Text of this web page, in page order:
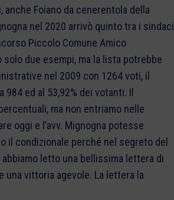
Foiano da cenerentola della
nel 2020 arrivò quinto tra i sindaci
Piccolo Comune Amico
due esempi, ma la lista potrebbe
nel 2009 con 1264 voti, il
ed al 53,92% dei votanti. Il
ma non entriamo nelle
oggi e l’avv. Mignogna potesse
il condizionale perché nel segreto del
letto una bellissima lettera di
vittoria agevole. La lettera la